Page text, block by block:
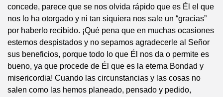
concede, parece que se nos olvida rápido que es Él el que
nos lo ha otorgado y ni tan siquiera nos sale un “gracias”
por haberlo recibido. ¡Qué pena que en muchas ocasiones
estemos despistados y no sepamos agradecerle al Señor
sus beneficios, porque todo lo que Él nos da o permite es
bueno, ya que procede de Él que es la eterna Bondad y
misericordia! Cuando las circunstancias y las cosas no
salen como las hemos planeado, pensado y pedido,